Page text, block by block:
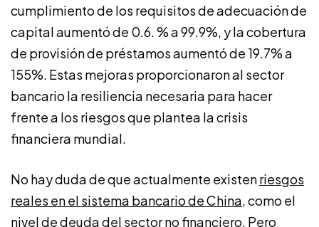
cumplimiento de los requisitos de adecuación de
capital aumentó de 0.6. % a 99.9%, y la cobertura
de provisión de préstamos aumentó de 19.7% a
155%. Estas mejoras proporcionaron al sector
bancario la resiliencia necesaria para hacer
frente a los riesgos que plantea la crisis
financiera mundial.
No hay duda de que actualmente existenriesgos
reales en el sistema bancario de China, como el
nivel de deuda del sector no financiero. Pero